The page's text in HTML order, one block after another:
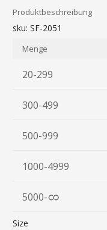
Produktbeschreibung
sku: SF-2051
Menge
20-299
300-499
500-999
1000-4999
5000-
Size